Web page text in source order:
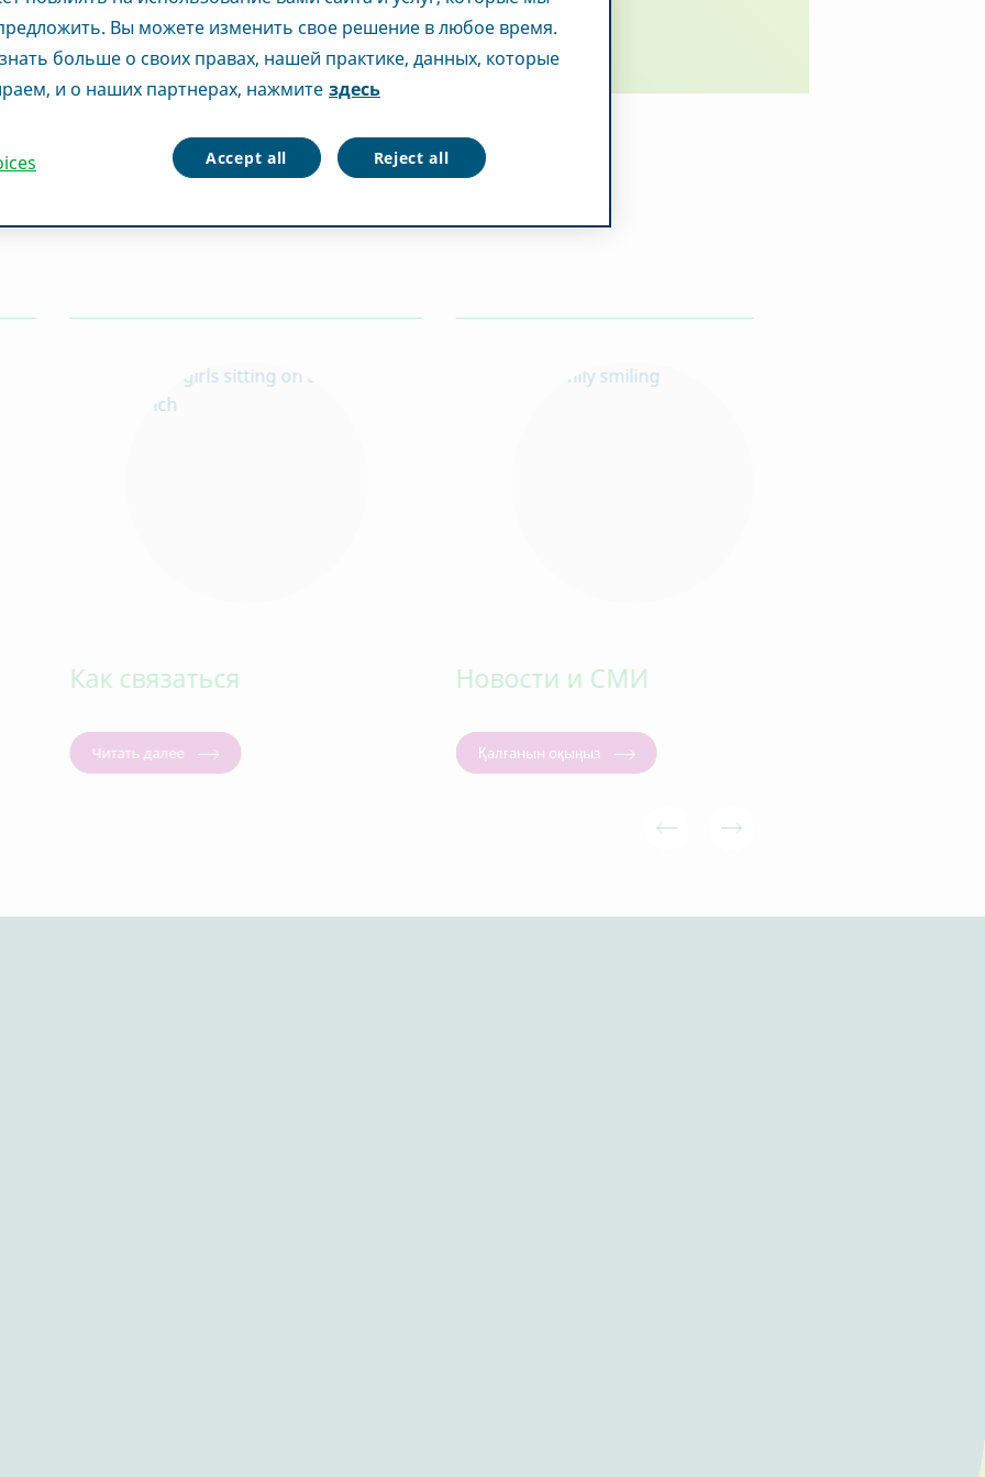
ищете одну из этих
Как связаться
Читать далее
Новости и СМИ
Қалғанын оқыңыз
Вы можете изменить свое решение в любое время.
больше о своих правах, нашей практике, данных, которые
и о наших партнерах, нажмите здесь
Accept all Reject all